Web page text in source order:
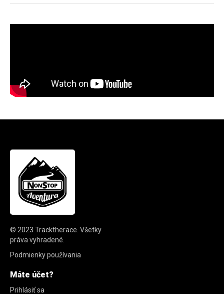
© 2023 Tracktherace Všetky
práva vyhradené.
Podmienky používania
Máte účet?
Prihlásiť sa